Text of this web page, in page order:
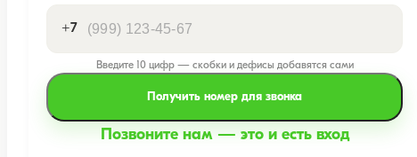
+7
Введите 10 цифр — скобки и дефисы добавятся сами
Получить номер для звонка
Позвоните нам — это и есть вход